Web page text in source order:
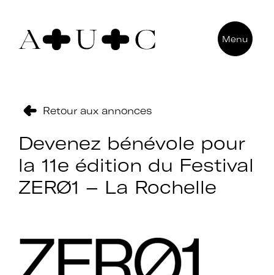
Pour nous contacter
92000 Nanterre
Menu
Retour aux annonces
Devenez bénévole pour
la 11e édition du Festival
ZERØ1 – La Rochelle